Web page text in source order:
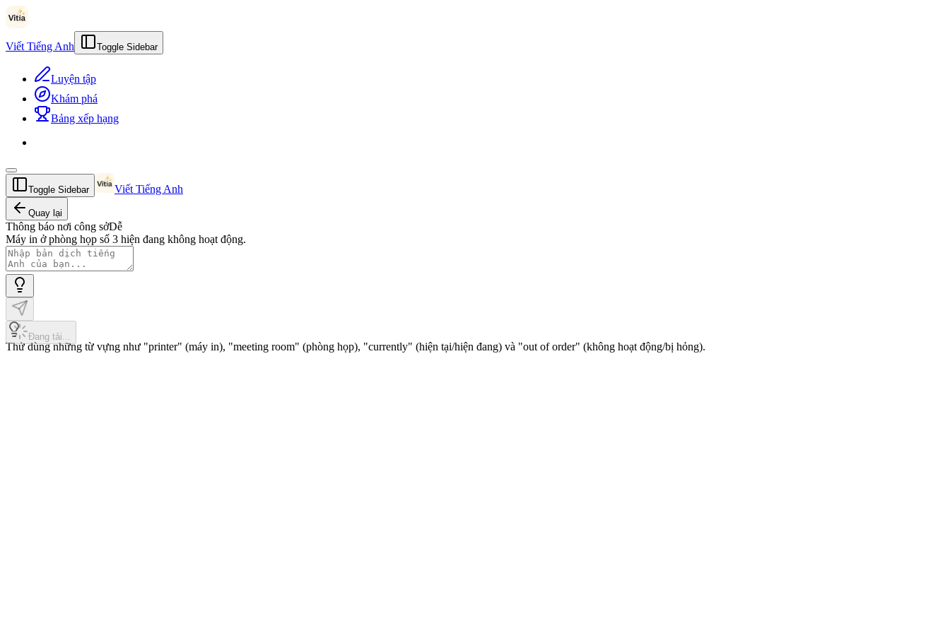
Viết Tiếng Anh Toggle Sidebar
Luyện tập
Khám phá
Bảng xếp hạng
Toggle Sidebar Viết Tiếng Anh
Quay lại
Thông báo nơi công sởDễ
Máy in ở phòng họp số 3 hiện đang không hoạt động.
Thử dùng những từ vựng như "printer" (máy in), "meeting room" (phòng họp), "currently" (hiện tại/hiện đang) và "out of order" (không hoạt động/bị hỏng).
Đang tải...